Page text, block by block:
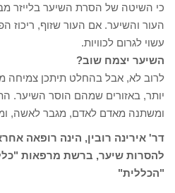
כי השיטה של הסרת השיער בלייזר
העור והשיער. אם העור שזוף, ריכוז
עשוי לגרום לכוויות.
השיער יצמח שוב?
לרוב לא, אבל בהחלט תיתכן צמיחה
יותר, באזורים שמהם הוסר השיער.
ומשתנה מאדם לאדם, מגבר לאשה,
דר' אירינה רובין, הינה רופאה
להסרות שיער, ברשת מרפאות
"הכללית"